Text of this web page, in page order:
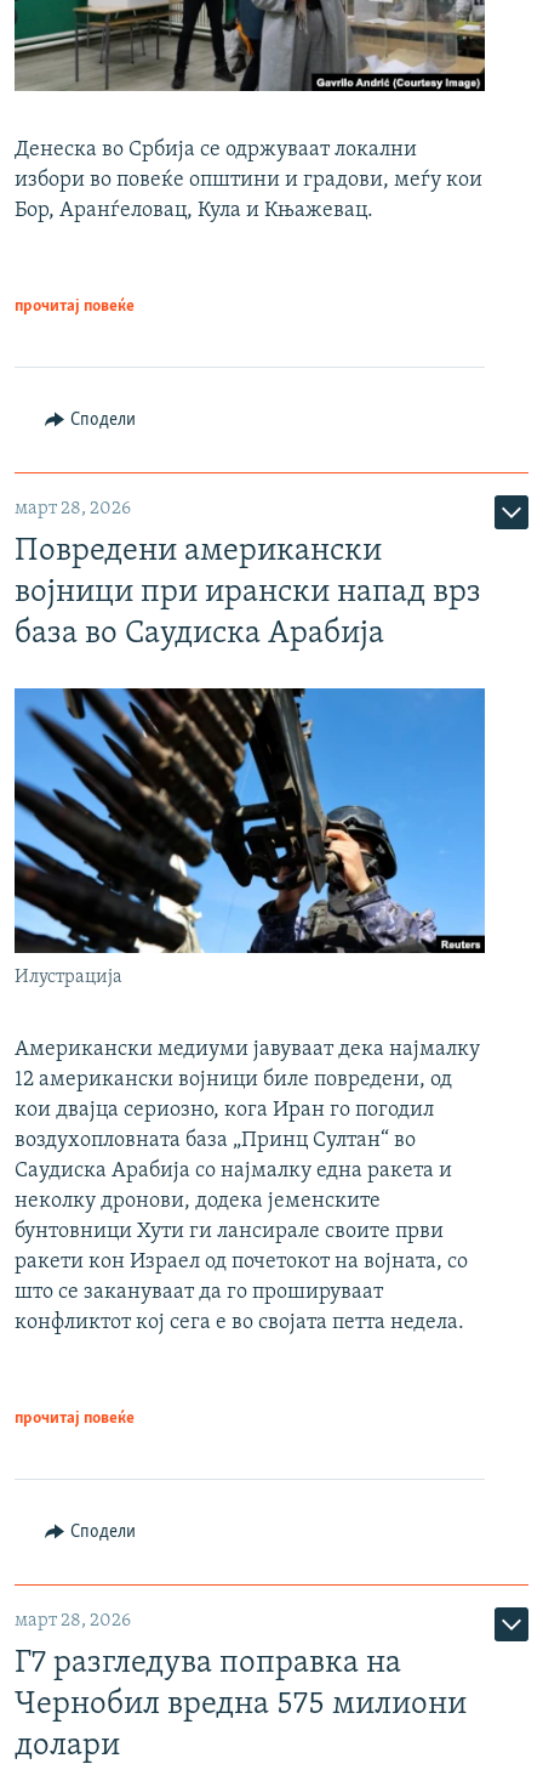
Денеска во Србија се одржуваат локални
избори во повеќе општини и градови, меѓу кои
Бор, Аранѓеловац, Кула и Књажевац.
прочитај повеќе
Сподели
март 28, 2026
Повредени американски
војници при ирански напад врз
база во Саудиска Арабија
Илустрација
Американски медиуми јавуваат дека најмалку
12 американски војници биле повредени, од
кои двајца сериозно, кога Иран го погодил
воздухопловната база „Принц Султан“ во
Саудиска Арабија со најмалку една ракета и
неколку дронови, додека јеменските
бунтовници Хути ги лансирале своите први
ракети кон Израел од почетокот на војната, со
што се закануваат да го прошируваат
конфликтот кој сега е во својата петта недела.
прочитај повеќе
Сподели
март 28, 2026
Г7 разгледува поправка на
Чернобил вредна 575 милиони
долари